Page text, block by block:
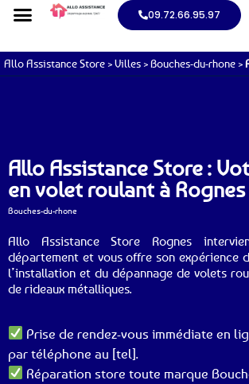
09.72.66.95.97
Allo Assistance Store >Villes >Bouches-du-rhone >
Allo Assistance Store :
en volet roulant à Rognes
Bouches-du-rhone
Allo Assistance Store Rognes
département et vous offre son expérience
l’installation et du dépannage de volets
de rideaux métalliques.
Prise de rendez-vous immédiate en
par téléphone au [tel].
Réparation store toute marque